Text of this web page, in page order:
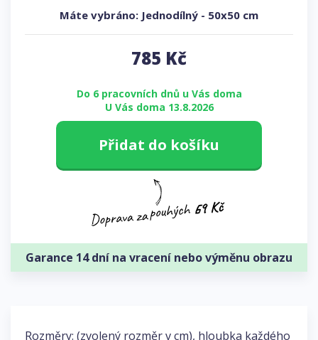
Rozměry: (zvolený rozměr v cm), hloubka každého
Máte vybráno: Jednodílný - 50x50 cm
785 Kč
Do 6 pracovních dnů u Vás doma
U Vás doma 13.8.2026
Přidat do košíku
Garance 14 dní na vracení nebo výměnu obrazu